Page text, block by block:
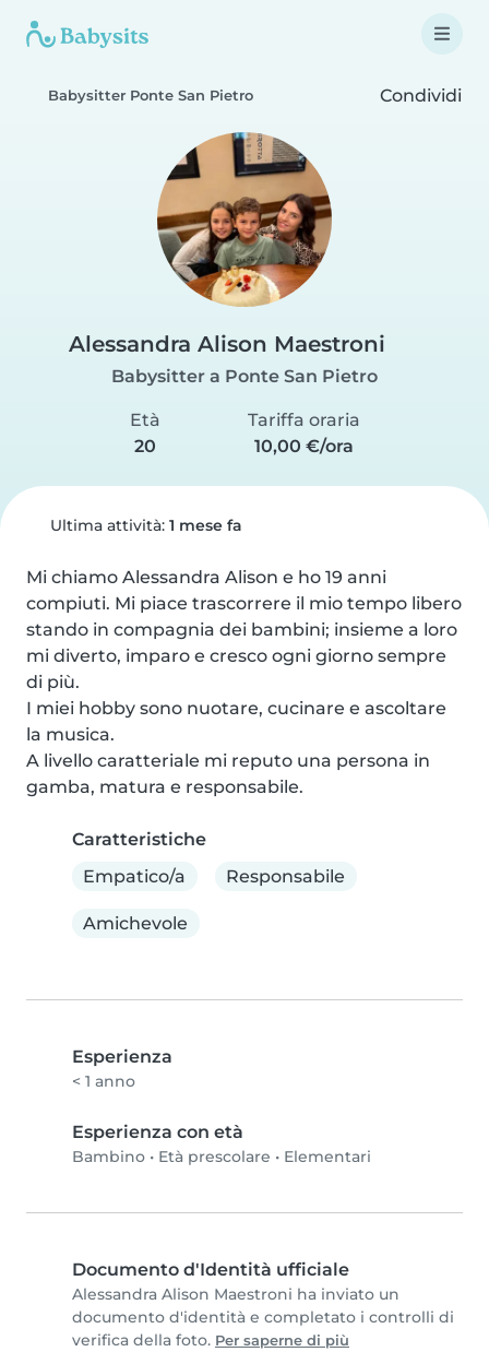
Babysitter Ponte San Pietro Condividi
Alessandra Alison Maestroni
Babysitter a Ponte San Pietro
Età
20
Tariffa oraria
10,00 €/ora
Ultima attività: 1 mese fa
Mi chiamo Alessandra Alison e ho 19 anni
compiuti. Mi piace trascorrere il mio tempo libero
stando in compagnia dei bambini; insieme a loro
mi diverto, imparo e cresco ogni giorno sempre
di più.
I miei hobby sono nuotare, cucinare e ascoltare
la musica.
A livello caratteriale mi reputo una persona in
gamba, matura e responsabile.
Caratteristiche
Empatico/a
Responsabile
Amichevole
Esperienza
< 1 anno
Esperienza con età
Bambino • Età prescolare • Elementari
Documento d'Identità ufficiale
Alessandra Alison Maestroni ha inviato un
documento d'identità e completato i controlli di
verifica della foto. Per saperne di più